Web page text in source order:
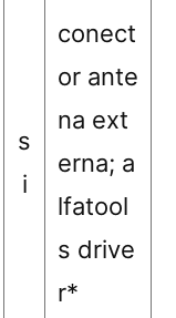
s
i
conect
or ante
na ext
erna; a
lfatool
s drive
r*